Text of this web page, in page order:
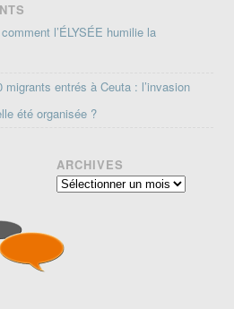
l’ÉLYSÉE humilie la
migrants entrés à Ceuta : l’invasion
été organisée ?
ARCHIVES
Archives